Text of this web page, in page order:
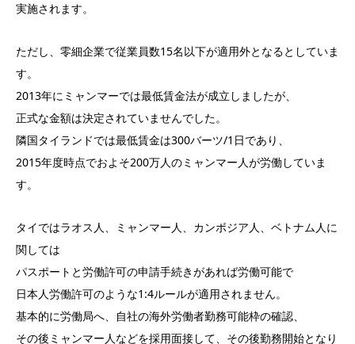
実施されます。
ただし、零細企業で従業員数15名以下が適用外となるとしていま
す。
2013年にミャンマーでは最低賃金法が成立しましたが、
正式な金額は決定されていませんでした。
隣国タイランドでは最低賃金は300バーツ/1日であり、
2015年度時点でおよそ200万人のミャンマー人が労働していま
す。
タイではラオス人、ミャンマー人、カンボジア人、ベトナム人に
関しては
パスポートと労働許可の申請手続きがあれば労働可能で
日本人労働許可のような1:4ルールが適用されません。
基本的に労働局へ、自社の海外労働者勤務可能枠の確認、
その後ミャンマー人などを採用面接して、その後勤務開始となり